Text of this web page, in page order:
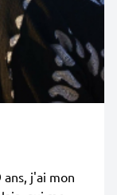
j'ai mon